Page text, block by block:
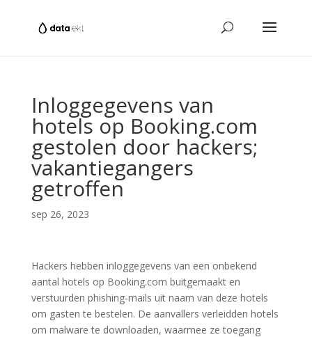
Inloggegevens van
hotels op Booking.com
gestolen door hackers;
vakantiegangers
getroffen
sep 26, 2023
Hackers hebben inloggegevens van een onbekend
aantal hotels op Booking.com buitgemaakt en
verstuurden phishing-mails uit naam van deze hotels
om gasten te bestelen. De aanvallers verleidden hotels
om malware te downloaden, waarmee ze toegang